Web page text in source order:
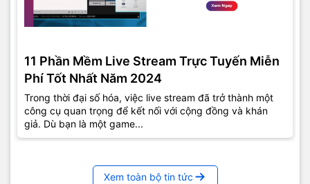
11 Phần Mềm Live Stream Trực Tuyến Miễn
Phí Tốt Nhất Năm 2024
Trong thời đại số hóa, việc live stream đã trở thành một
công cụ quan trọng để kết nối với cộng đồng và khán
giả. Dù bạn là một game...
Xem toàn bộ tin tức